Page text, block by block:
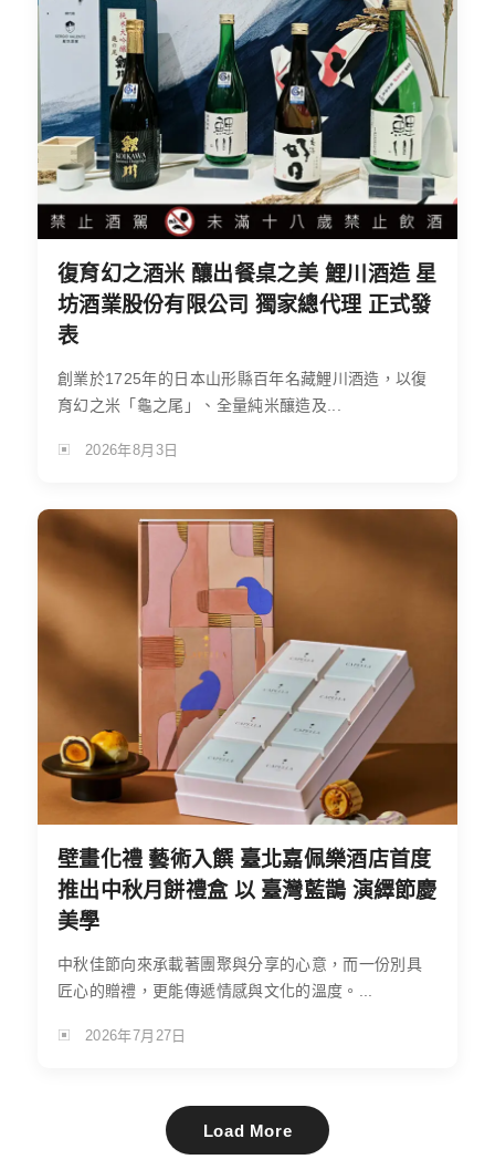
復育幻之酒米 釀出餐桌之美 鯉川酒造 星
坊酒業股份有限公司 獨家總代理 正式發
表
創業於1725年的日本山形縣百年名藏鯉川酒造，以復
育幻之米「龜之尾」、全量純米釀造及...
2026年8月3日
壁畫化禮 藝術入饌 臺北嘉佩樂酒店首度
推出中秋月餅禮盒 以 臺灣藍鵲 演繹節慶
美學
中秋佳節向來承載著團聚與分享的心意，而一份別具
匠心的贈禮，更能傳遞情感與文化的溫度。...
2026年7月27日
Load More